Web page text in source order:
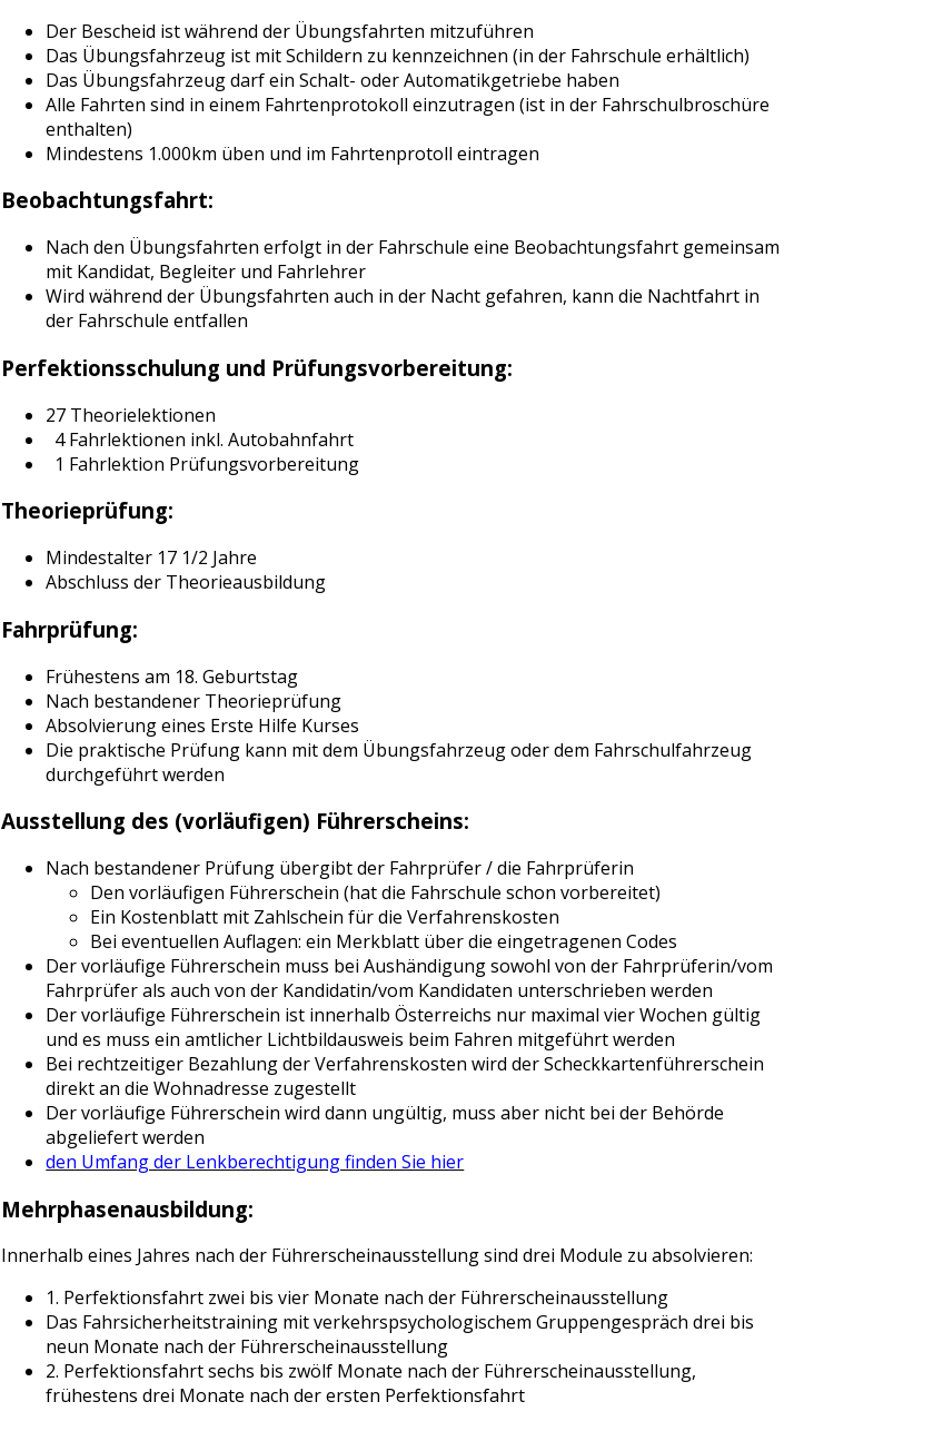
Der Bescheid ist während der Übungsfahrten mitzuführen
Das Übungsfahrzeug ist mit Schildern zu kennzeichnen (in der Fahrschule erhältlich)
Das Übungsfahrzeug darf ein Schalt- oder Automatikgetriebe haben
Alle Fahrten sind in einem Fahrtenprotokoll einzutragen (ist in der Fahrschulbroschüre
enthalten)
Mindestens 1.000km üben und im Fahrtenprotoll eintragen
Beobachtungsfahrt:
Nach den Übungsfahrten erfolgt in der Fahrschule eine Beobachtungsfahrt gemeinsam
mit Kandidat, Begleiter und Fahrlehrer
Wird während der Übungsfahrten auch in der Nacht gefahren, kann die Nachtfahrt in
der Fahrschule entfallen
Perfektionsschulung und Prüfungsvorbereitung:
27 Theorielektionen
4 Fahrlektionen inkl. Autobahnfahrt
1 Fahrlektion Prüfungsvorbereitung
Theorieprüfung:
Mindestalter 17 1/2 Jahre
Abschluss der Theorieausbildung
Fahrprüfung:
Frühestens am 18. Geburtstag
Nach bestandener Theorieprüfung
Absolvierung eines Erste Hilfe Kurses
Die praktische Prüfung kann mit dem Übungsfahrzeug oder dem Fahrschulfahrzeug
durchgeführt werden
Ausstellung des (vorläufigen) Führerscheins:
Nach bestandener Prüfung übergibt der Fahrprüfer / die Fahrprüferin
Den vorläufigen Führerschein (hat die Fahrschule schon vorbereitet)
Ein Kostenblatt mit Zahlschein für die Verfahrenskosten
Bei eventuellen Auflagen: ein Merkblatt über die eingetragenen Codes
Der vorläufige Führerschein muss bei Aushändigung sowohl von der Fahrprüferin/vom
Fahrprüfer als auch von der Kandidatin/vom Kandidaten unterschrieben werden
Der vorläufige Führerschein ist innerhalb Österreichs nur maximal vier Wochen gültig
und es muss ein amtlicher Lichtbildausweis beim Fahren mitgeführt werden
Bei rechtzeitiger Bezahlung der Verfahrenskosten wird der Scheckkartenführerschein
direkt an die Wohnadresse zugestellt
Der vorläufige Führerschein wird dann ungültig, muss aber nicht bei der Behörde
abgeliefert werden
den Umfang der Lenkberechtigung finden Sie hier
Mehrphasenausbildung:
Innerhalb eines Jahres nach der Führerscheinausstellung sind drei Module zu absolvieren:
1. Perfektionsfahrt zwei bis vier Monate nach der Führerscheinausstellung
Das Fahrsicherheitstraining mit verkehrspsychologischem Gruppengespräch drei bis
neun Monate nach der Führerscheinausstellung
2. Perfektionsfahrt sechs bis zwölf Monate nach der Führerscheinausstellung,
frühestens drei Monate nach der ersten Perfektionsfahrt